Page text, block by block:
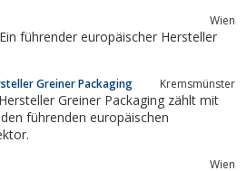
Wien
führender europäischer Hersteller
Greiner Packaging Kremsmünster
Greiner Packaging zählt mit
führenden europäischen
Wien